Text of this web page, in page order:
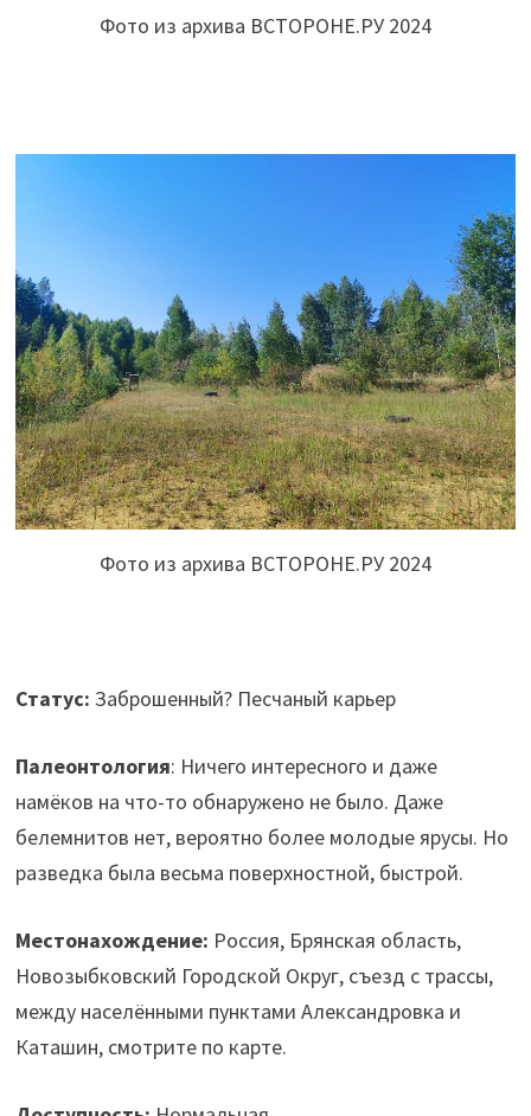
Фото из архива ВСТОРОНЕ.РУ 2024
Фото из архива ВСТОРОНЕ.РУ 2024
Статус: Заброшенный? Песчаный карьер
Палеонтология: Ничего интересного и даже
намёков на что-то обнаружено не было. Даже
белемнитов нет, вероятно более молодые ярусы. Но
разведка была весьма поверхностной, быстрой.
Местонахождение: Россия, Брянская область,
Новозыбковский Городской Округ, съезд с трассы,
между населёнными пунктами Александровка и
Каташин, смотрите по карте.